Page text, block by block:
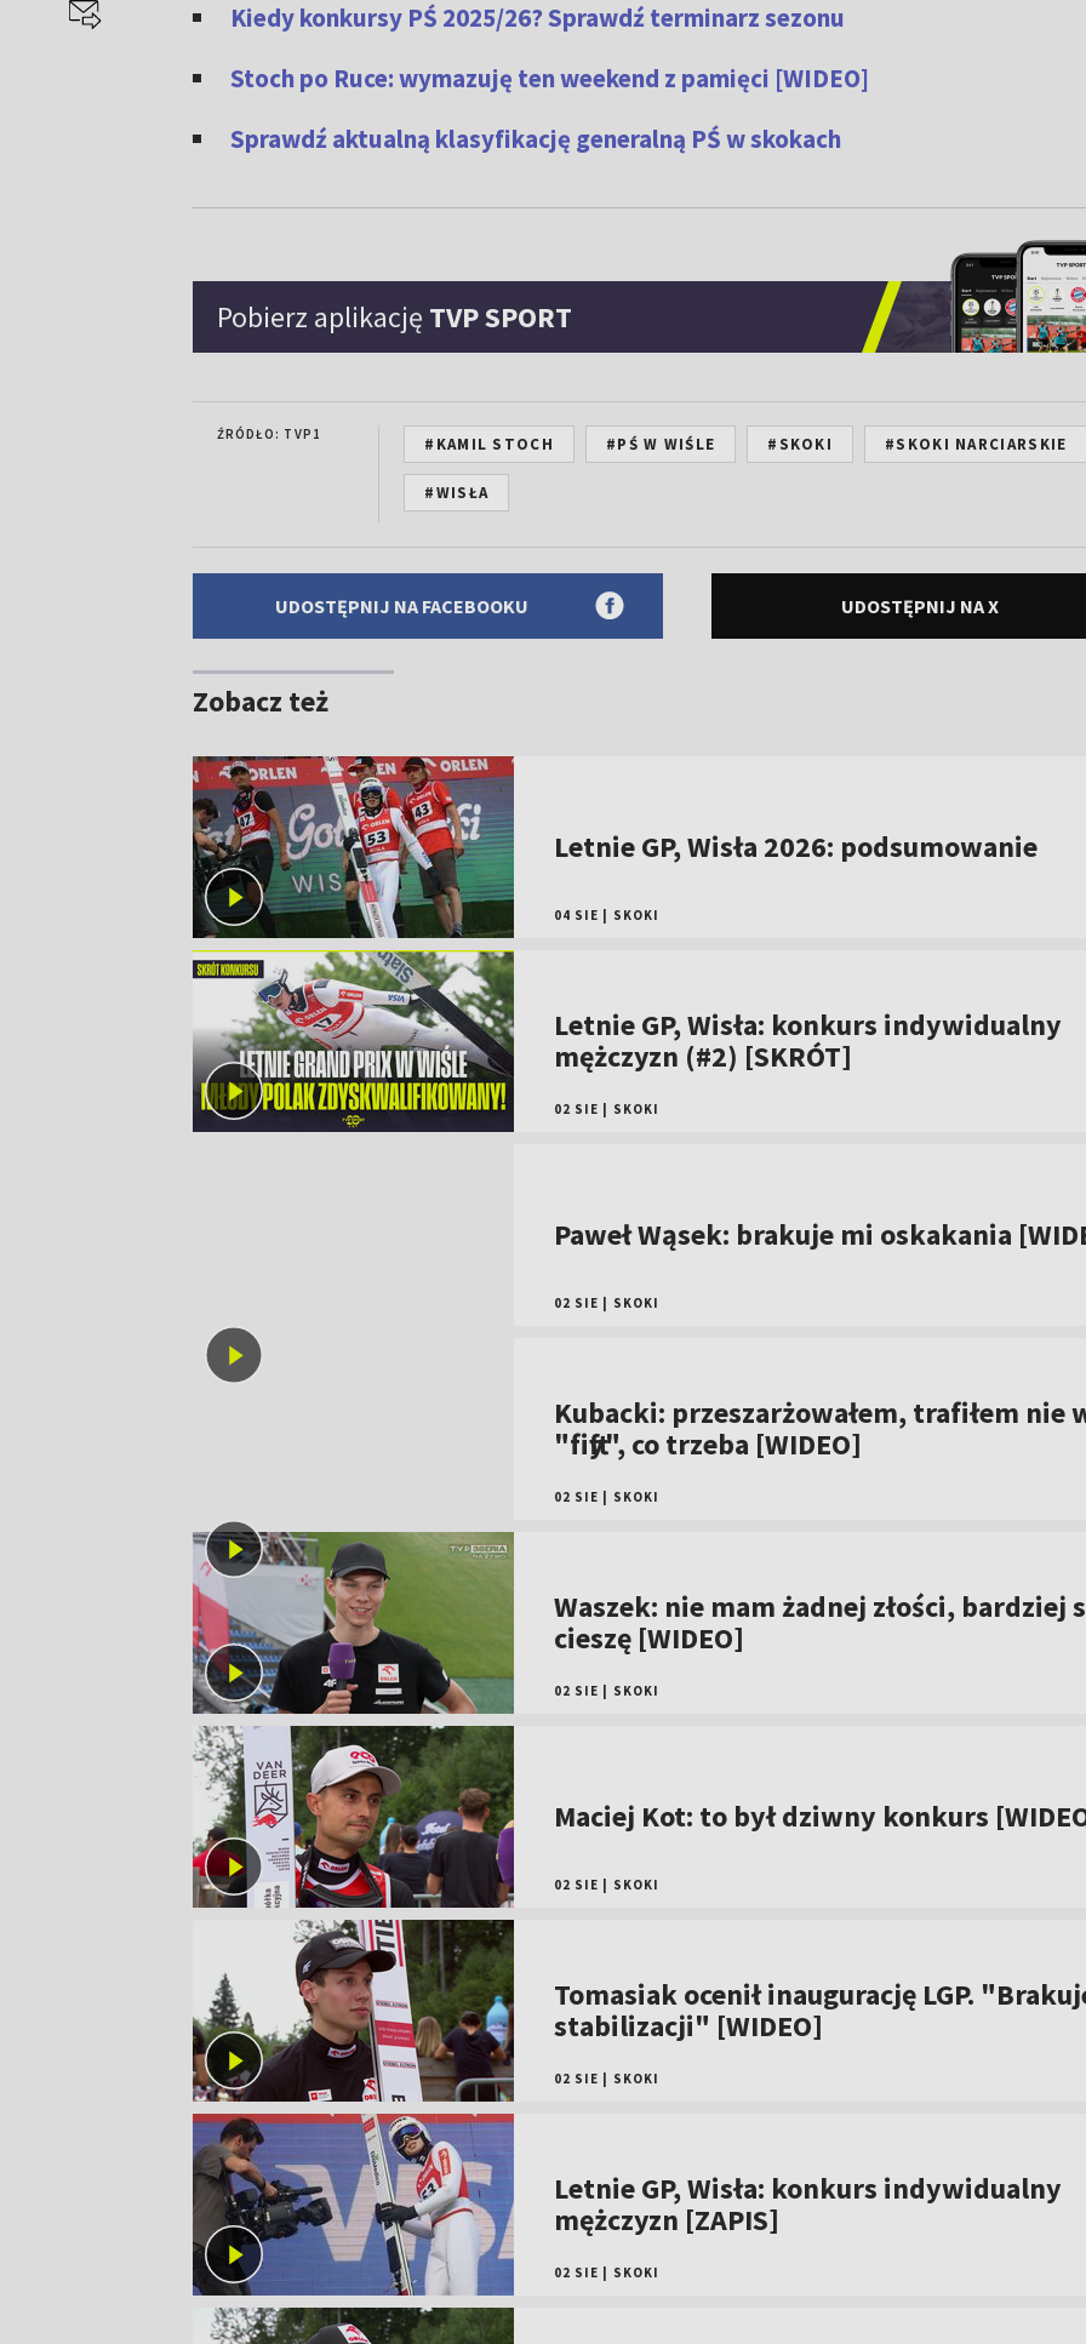
Kiedy konkursy PŚ 2025/26? Sprawdź terminarz sezonu
Stoch po Ruce: wymazuję ten weekend z pamięci [WIDEO]
Sprawdź aktualną klasyfikację generalną PŚ w skokach
Pobierz aplikację TVP SPORT
ŹRÓDŁO: TVP1 #KAMIL STOCH #PŚ W WIŚLE #SKOKI #SKOKI NARCIARSKIE
#WISŁA
UDOSTĘPNIJ NA FACEBOOKU UDOSTĘPNIJ NA X
Zobacz też
Letnie GP, Wisła 2026: podsumowanie
04 SIE SKOKI
Letnie GP, Wisła: konkurs indywidualny
mężczyzn (#2) [SKRÓT]
02 SIE SKOKI
Paweł Wąsek: brakuje mi oskakania
02 SIE SKOKI
Kubacki: przeszarżowałem, trafiłem nie
"fifty", co trzeba [WIDEO]
02 SIE SKOKI
Waszek: nie mam żadnej złości, bardziej
cieszę [WIDEO]
02 SIE SKOKI
Maciej Kot: to był dziwny konkurs
02 SIE SKOKI
Tomasiak ocenił inaugurację LGP.
stabilizacji" [WIDEO]
02 SIE SKOKI
Letnie GP, Wisła: konkurs indywidualny
mężczyzn [ZAPIS]
02 SIE SKOKI